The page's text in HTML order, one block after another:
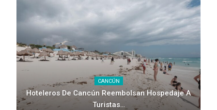
CANCÚN
Hoteleros De Cancún Reembolsan Hospedaje A
Turistas…